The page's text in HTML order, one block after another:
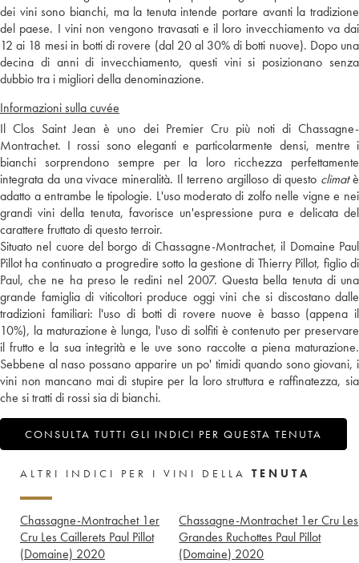
dei vini sono bianchi, ma la tenuta intende portare avanti la tradizione
del paese. I vini non vengono travasati e il loro invecchiamento va dai
12 ai 18 mesi in botti di rovere (dal 20 al 30% di botti nuove). Dopo una
decina di anni di invecchiamento, questi vini si posizionano senza
dubbio tra i migliori della denominazione.
Informazioni sulla cuvée
Il Clos Saint Jean è uno dei Premier Cru più noti di Chassagne-
Montrachet. I rossi sono eleganti e particolarmente densi, mentre i
bianchi sorprendono sempre per la loro ricchezza perfettamente
integrata da una vivace mineralità. Il terreno argilloso di questo climatè
adatto a entrambe le tipologie. L'uso moderato di zolfo nelle vigne e nei
grandi vini della tenuta, favorisce un'espressione pura e delicata del
carattere fruttato di questo terroir.
Situato nel cuore del borgo di Chassagne-Montrachet, il Domaine Paul
Pillot ha continuato a progredire sotto la gestione di Thierry Pillot, figlio di
Paul, che ne ha preso le redini nel 2007. Questa bella tenuta di una
grande famiglia di viticoltori produce oggi vini che si discostano dalle
tradizioni familiari: l'uso di botti di rovere nuove è basso (appena il
10%), la maturazione è lunga, l'uso di solfiti è contenuto per preservare
il frutto e la sua integrità e le uve sono raccolte a piena maturazione.
Sebbene al naso possano apparire un po' timidi quando sono giovani, i
vini non mancano mai di stupire per la loro struttura e raffinatezza, sia
che si tratti di rossi sia di bianchi.
CONSULTA TUTTI GLI INDICI PER QUESTA TENUTA
ALTRI INDICI PER I VINI DELLA TENUTA
Chassagne-Montrachet 1er
Cru Les Caillerets Paul Pillot
(Domaine) 2020
Chassagne-Montrachet 1er Cru Les
Grandes Ruchottes Paul Pillot
(Domaine) 2020